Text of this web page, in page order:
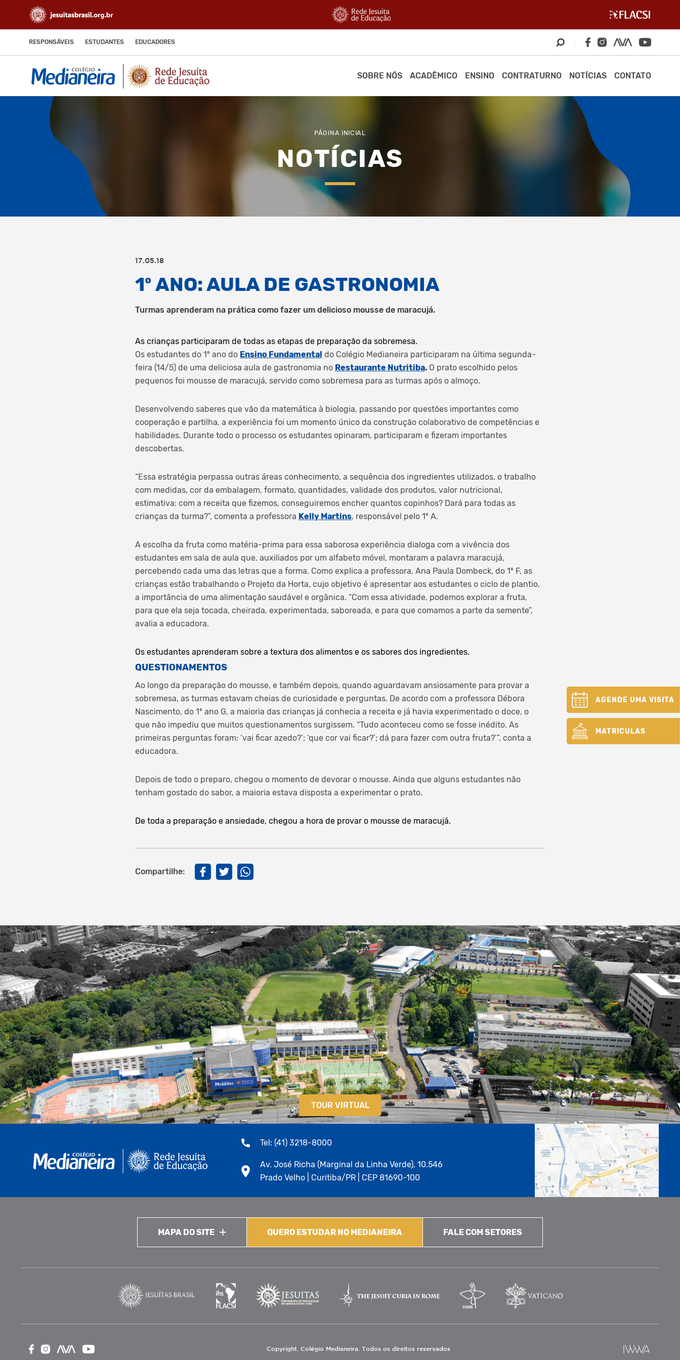
RESPONSÁVEIS ESTUDANTES EDUCADORES
SOBRE NÓS ACADÊMICO ENSINO CONTRATURNO NOTÍCIAS CONTATO
PÁGINA INICIAL
NOTÍCIAS
17.05.18
1º ANO: AULA DE GASTRONOMIA
Turmas aprenderam na prática como fazer um delicioso mousse de maracujá.
As crianças participaram de todas as etapas de preparação da sobremesa.
Os estudantes do 1º ano do Ensino Fundamental do Colégio Medianeira participaram na última segunda-
feira (14/5) de uma deliciosa aula de gastronomia no Restaurante Nutritiba. O prato escolhido pelos
pequenos foi mousse de maracujá, servido como sobremesa para as turmas após o almoço.
Desenvolvendo saberes que vão da matemática à biologia, passando por questões importantes como
cooperação e partilha, a experiência foi um momento único da construção colaborativo de competências e
habilidades. Durante todo o processo os estudantes opinaram, participaram e fizeram importantes
descobertas.
“Essa estratégia perpassa outras áreas conhecimento, a sequência dos ingredientes utilizados, o trabalho
com medidas, cor da embalagem, formato, quantidades, validade dos produtos, valor nutricional,
estimativa: com a receita que fizemos, conseguiremos encher quantos copinhos? Dará para todas as
crianças da turma?”, comenta a professora Kelly Martins, responsável pelo 1º A.
A escolha da fruta como matéria-prima para essa saborosa experiência dialoga com a vivência dos
estudantes em sala de aula que, auxiliados por um alfabeto móvel, montaram a palavra maracujá,
percebendo cada uma das letras que a forma. Como explica a professora, Ana Paula Dombeck, do 1º F, as
crianças estão trabalhando o Projeto da Horta, cujo objetivo é apresentar aos estudantes o ciclo de plantio,
a importância de uma alimentação saudável e orgânica. “Com essa atividade, podemos explorar a fruta,
para que ela seja tocada, cheirada, experimentada, saboreada, e para que comamos a parte da semente”,
avalia a educadora.
Os estudantes aprenderam sobre a textura dos alimentos e os sabores dos ingredientes.
QUESTIONAMENTOS
Ao longo da preparação do mousse, e também depois, quando aguardavam ansiosamente para provar a
sobremesa, as turmas estavam cheias de curiosidade e perguntas. De acordo com a professora Débora
Nascimento, do 1º ano G, a maioria das crianças já conhecia a receita e já havia experimentado o doce, o
que não impediu que muitos questionamentos surgissem. “Tudo aconteceu como se fosse inédito. As
primeiras perguntas foram: ‘vai ficar azedo?’; ‘que cor vai ficar?’; dá para fazer com outra fruta?’”, conta a
educadora.
Depois de todo o preparo, chegou o momento de devorar o mousse. Ainda que alguns estudantes não
tenham gostado do sabor, a maioria estava disposta a experimentar o prato.
De toda a preparação e ansiedade, chegou a hora de provar o mousse de maracujá.
Compartilhe:
AGENDE UMA VISITA
MATRÍCULAS
TOUR VIRTUAL
Tel: (41) 3218-8000
Av. José Richa (Marginal da Linha Verde), 10.546
Prado Velho | Curitiba/PR | CEP 81690-100
MAPA DO SITE QUERO ESTUDAR NO MEDIANEIRA FALE COM SETORES
Copyright. Colégio Medianeira. Todos os direitos reservados